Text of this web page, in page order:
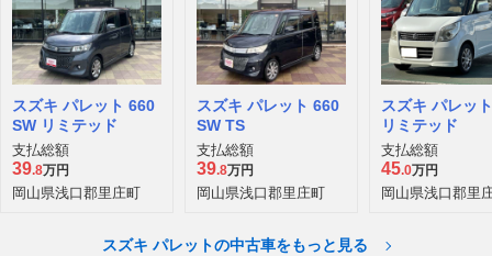
スズキ パレット 660
SW リミテッド
支払総額
39.8万円
岡山県浅口郡里庄町
スズキ パレット 660
SW TS
支払総額
39.8万円
岡山県浅口郡里庄町
スズキ パレッ
リミテッド
支払総額
45.0万円
岡山県浅口郡里
スズキ パレットの中古車をもっと見る